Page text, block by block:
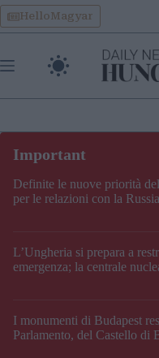
Skip
to
content
HelloMagyar
Definite le nuove priorità
per le relazioni con la
L’Ungheria si prepara a
emergenza; la centrale
I monumenti di Budapest
Parlamento, del Castello di